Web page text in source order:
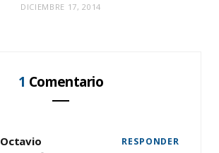
DICIEMBRE 17, 2014
1 Comentario
Octavio RESPONDER